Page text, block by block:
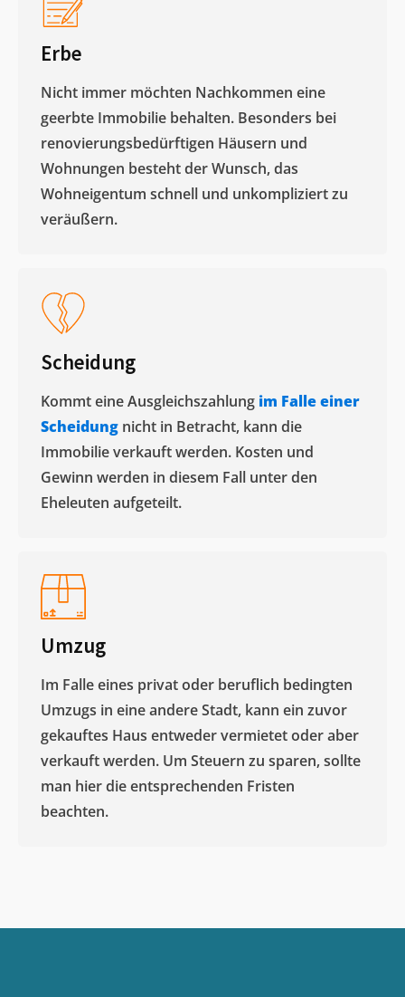
Erbe
Nicht immer möchten Nachkommen eine
geerbte Immobilie behalten. Besonders bei
renovierungsbedürftigen Häusern und
Wohnungen besteht der Wunsch, das
Wohneigentum schnell und unkompliziert zu
veräußern. ​
Scheidung
Kommt eine Ausgleichszahlung im Falle einer
Scheidung nicht in Betracht, kann die
Immobilie verkauft werden. Kosten und
Gewinn werden in diesem Fall unter den
Eheleuten aufgeteilt.​
Umzug
Im Falle eines privat oder beruflich bedingten
Umzugs in eine andere Stadt, kann ein zuvor
gekauftes Haus entweder vermietet oder aber
verkauft werden. Um Steuern zu sparen, sollte
man hier die entsprechenden Fristen
beachten.